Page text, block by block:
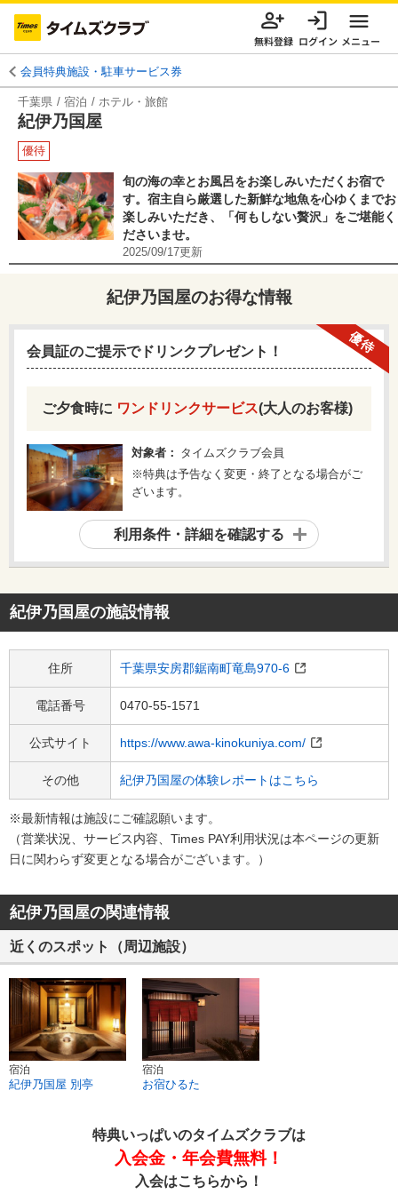
無料登録 ログイン メニュー
会員特典施設・駐車サービス券
千葉県 宿泊 ホテル・旅館
紀伊乃国屋
優待
旬の海の幸とお風呂をお楽しみいただくお宿で
す。宿主自ら厳選した新鮮な地魚を心ゆくまでお
楽しみいただき、「何もしない贅沢」をご堪能く
ださいませ。
2025/09/17更新
紀伊乃国屋のお得な情報
優待
会員証のご提示でドリンクプレゼント！
ご夕食時に ワンドリンクサービス(大人のお客様)
対象者： タイムズクラブ会員
※特典は予告なく変更・終了となる場合がご
ざいます。
利用条件・詳細を確認する
紀伊乃国屋の施設情報
住所 千葉県安房郡鋸南町竜島970-6
電話番号 0470-55-1571
公式サイト https://www.awa-kinokuniya.com/
その他 紀伊乃国屋の体験レポートはこちら
※最新情報は施設にご確認願います。
（営業状況、サービス内容、Times PAY利用状況は本ページの​更新
日に関わらず変更となる場合がございます。）​
紀伊乃国屋の関連情報
近くのスポット（周辺施設）
宿泊
紀伊乃国屋 別亭
宿泊
お宿ひるた
特典いっぱいのタイムズクラブは
入会金・年会費無料！
入会はこちらから！